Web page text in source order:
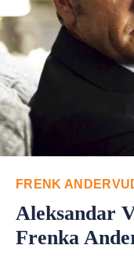
FRENK
Aleksandar
Frenka